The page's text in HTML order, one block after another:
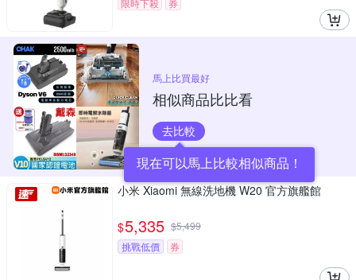
限時下殺
券
馬上比買最好
相似商品比比看
去比較
現在可以馬上比較相似商品！
小米 Xiaomi 無線洗地機 W20 官方旗艦館
$5,335 $5,499
挑戰低價
券